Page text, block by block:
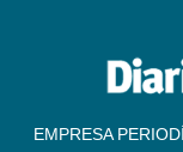
EMPRESA